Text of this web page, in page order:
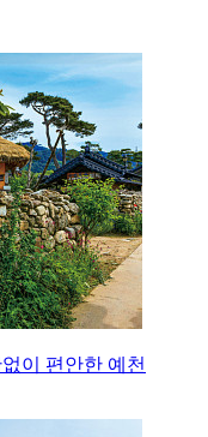
이 편안한 예천